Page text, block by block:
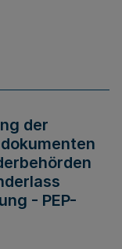
der
- PEP-